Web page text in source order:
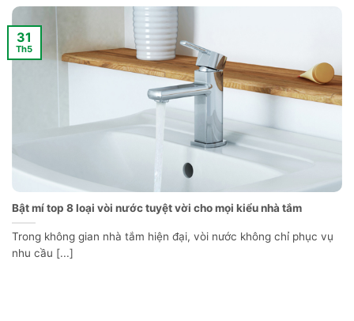
Bật mí top 8 loại vòi nước tuyệt vời cho mọi kiểu nhà tắm
Trong không gian nhà tắm hiện đại, vòi nước không chỉ phục vụ
nhu cầu [...]
31
Th5